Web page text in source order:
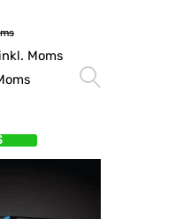
inkl. Moms